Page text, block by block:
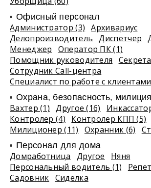
Офисный персонал
Администратор (3)
Архивариус
Делопроизводитель
Диспетчер
Менеджер
Оператор ПК (1)
Помощник руководителя
Сотрудник Call-центра
Специалист по работе с клиентами
Охрана, безопасность, милиция
Вахтер (1) Другое (16)
Контролер (4)
Контролер КПП (5)
Милиционер (11)
Охранник (6)
Персонал для дома
Домработница Другое
Няня
Персональный водитель (1)
Садовник Сиделка